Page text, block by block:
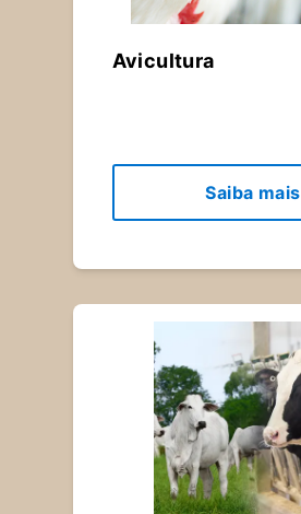
Avicultura
Saiba mais